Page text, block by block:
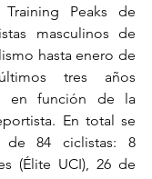
Peaks de
masculinos de
hasta enero de
tres años
en función de la
En total se
de 84 ciclistas: 8
(Élite UCI), 26 de